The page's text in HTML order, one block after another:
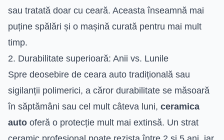
sau tratată doar cu ceară. Aceasta înseamnă mai
puține spălări și o mașină curată pentru mai mult
timp.
2. Durabilitate superioară: Anii vs. Lunile
Spre deosebire de ceara auto tradițională sau
sigilanții polimerici, a căror durabilitate se măsoară
în săptămâni sau cel mult câteva luni, ceramica
auto oferă o protecție mult mai extinsă. Un strat